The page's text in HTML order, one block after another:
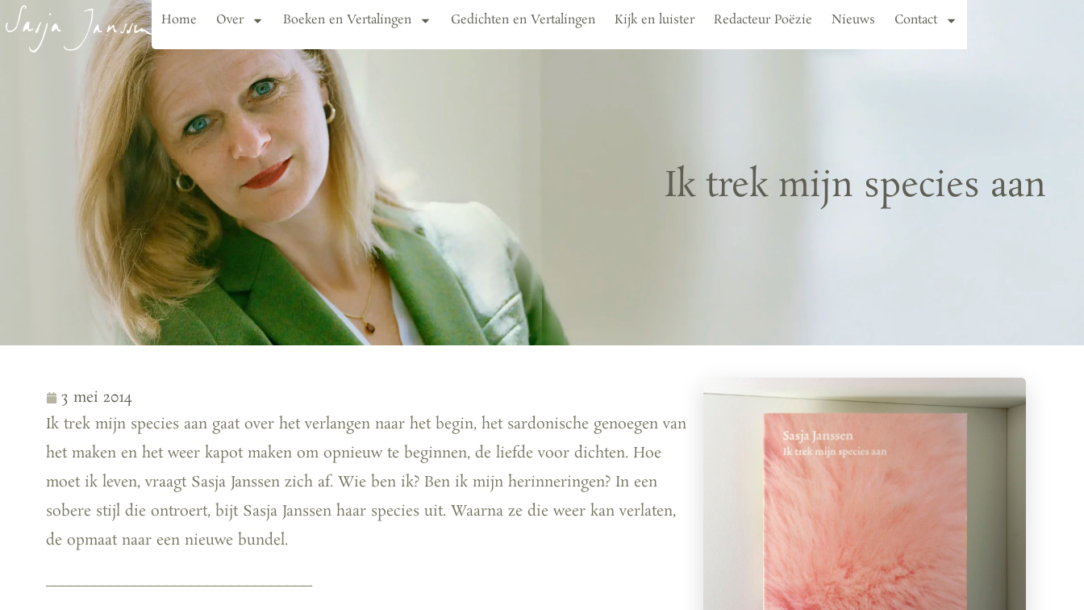
Home Over Boeken en Vertalingen Gedichten en Vertalingen Kijk en luister Redacteur Poëzie Nieuws Contact
Ik trek mijn species aan
3 mei 2014
Ik trek mijn species aan gaat over het verlangen naar het begin, het sardonische genoegen van
het maken en het weer kapot maken om opnieuw te beginnen, de liefde voor dichten. Hoe
moet ik leven, vraagt Sasja Janssen zich af. Wie ben ik? Ben ik mijn herinneringen? In een
sobere stijl die ontroert, bijt Sasja Janssen haar species uit. Waarna ze die weer kan verlaten,
de opmaat naar een nieuwe bundel.
_________________________________